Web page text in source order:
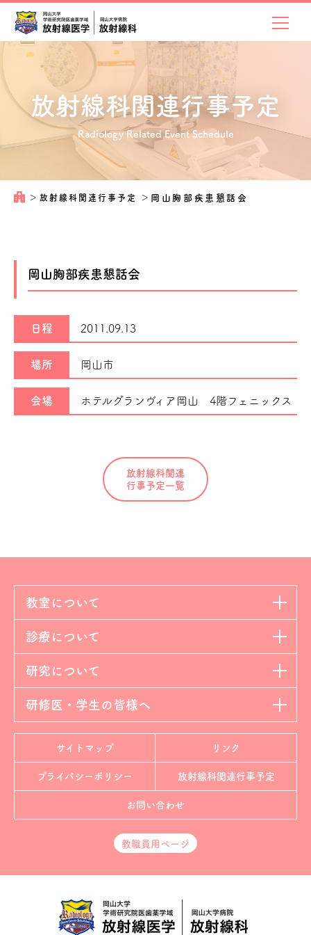
放射線科関連行事予定
Radiology Related Event Schedule
＞ 放射線科関連行事予定 ＞ 岡山胸部疾患懇話会
岡山胸部疾患懇話会
日程 2011.09.13
場所 岡山市
会場 ホテルグランヴィア岡山 4階フェニックス
放射線科関連
行事予定一覧
教室について
診療について
研究について
研修医・学生の皆様へ
サイトマップ リンク
プライバシーポリシー 放射線科関連行事予定
お問い合わせ
教職員用ページ